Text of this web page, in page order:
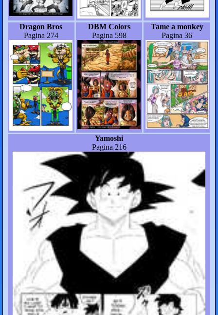
Dragon Bros
Pagina 274
DBM Colors
Pagina 598
Tame a monkey
Pagina 36
Yamoshi
Pagina 216